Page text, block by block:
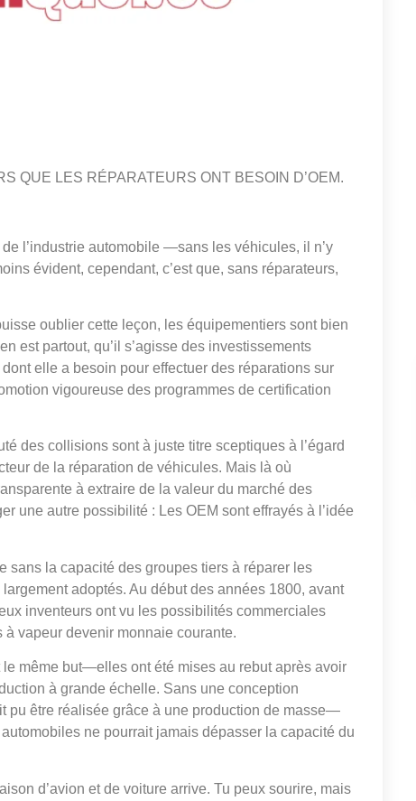
QUE LES RÉPARATEURS ONT BESOIN D’OEM.
l’industrie automobile —sans les véhicules, il n’y
évident, cependant, c’est que, sans réparateurs,
oublier cette leçon, les équipementiers sont bien
est partout, qu’il s’agisse des investissements
elle a besoin pour effectuer des réparations sur
vigoureuse des programmes de certification
des collisions sont à juste titre sceptiques à l’égard
de la réparation de véhicules. Mais là où
à extraire de la valeur du marché des
une autre possibilité : Les OEM sont effrayés à l’idée
sans la capacité des groupes tiers à réparer les
adoptés. Au début des années 1800, avant
inventeurs ont vu les possibilités commerciales
vapeur devenir monnaie courante.
même but—elles ont été mises au rebut après avoir
à grande échelle. Sans une conception
pu être réalisée grâce à une production de masse—
ne pourrait jamais dépasser la capacité du
d’avion et de voiture arrive. Tu peux sourire, mais